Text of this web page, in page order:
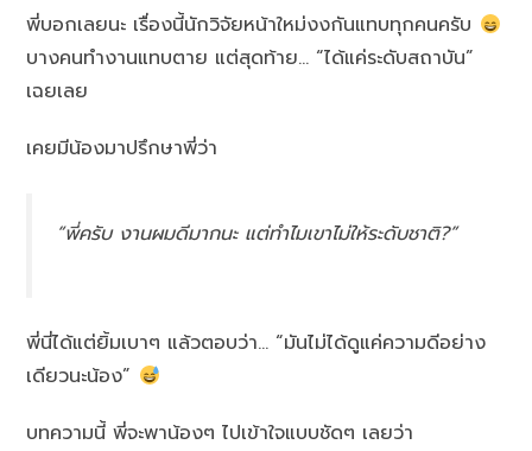
พี่บอกเลยนะ เรื่องนี้นักวิจัยหน้าใหม่งงกันแทบทุกคนครับ
บางคนทำงานแทบตาย แต่สุดท้าย… “ได้แค่ระดับสถาบัน”
เฉยเลย
เคยมีน้องมาปรึกษาพี่ว่า
“พี่ครับ งานผมดีมากนะ แต่ทำไมเขาไม่ให้ระดับชาติ?”
พี่นี่ได้แต่ยิ้มเบาๆ แล้วตอบว่า… “มันไม่ได้ดูแค่ความดีอย่าง
เดียวนะน้อง”
บทความนี้ พี่จะพาน้องๆ ไปเข้าใจแบบชัดๆ เลยว่า